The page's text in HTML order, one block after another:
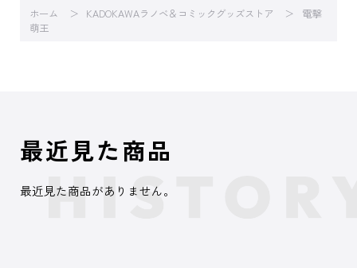
ホーム KADOKAWAラノベ＆コミックグッズストア
電撃
萌王
最近見た商品
最近見た商品がありません。